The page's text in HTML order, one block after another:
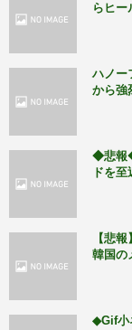
らヒー
ハノー
から強
◆悲報
ドを
【悲
韓国の
◆Gif小